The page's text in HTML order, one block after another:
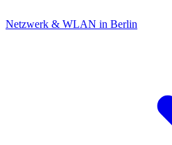
Netzwerk & WLAN in Berlin